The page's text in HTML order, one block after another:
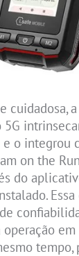
cuidadosa,
e o integrou
on the
do
operação
tempo,